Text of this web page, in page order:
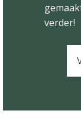
verder!